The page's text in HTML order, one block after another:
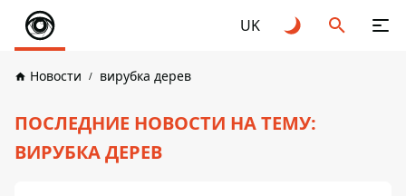
UK
Новости вирубка дерев
ПОСЛЕДНИЕ НОВОСТИ НА ТЕМУ:
ВИРУБКА ДЕРЕВ